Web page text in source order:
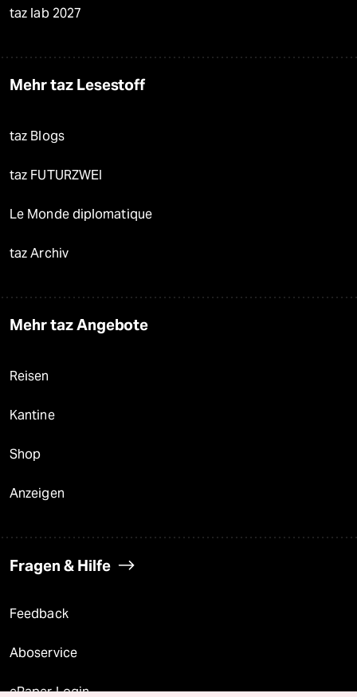
taz lab 2027
Mehr taz Lesestoff
taz Blogs
taz FUTURZWEI
Le Monde diplomatique
taz Archiv
Mehr taz Angebote
Reisen
Kantine
Shop
Anzeigen
Fragen & Hilfe
Feedback
Aboservice
ePaper Login